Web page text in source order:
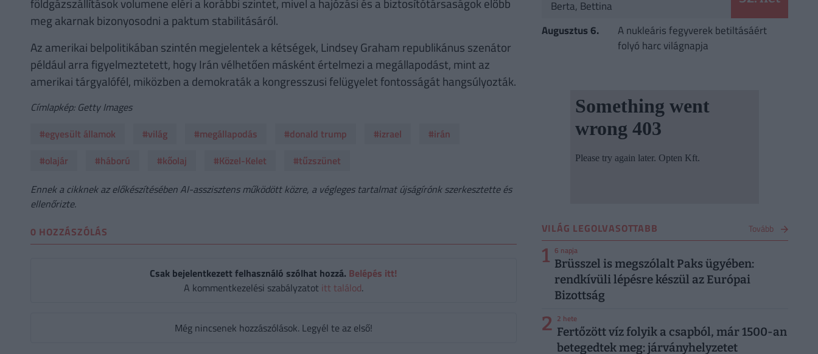
földgázszállítások volumene eléri a korábbi szintet, mivel a hajózási és a biztosítótársaságok előbb
meg akarnak bizonyosodni a paktum stabilitásáról.
Az amerikai belpolitikában szintén megjelentek a kétségek, Lindsey Graham republikánus szenátor
például arra figyelmeztetett, hogy Irán vélhetően másként értelmezi a megállapodást, mint az
amerikai tárgyalófél, miközben a demokraták a kongresszusi felügyelet fontosságát hangsúlyozták.
Címlapkép: Getty Images
#egyesült államok
#világ #megállapodás #donald trump #izrael
#irán
#olajár
#háború #kőolaj #Közel-Kelet
#tűzszünet
Ennek a cikknek az előkészítésében AI-asszisztens működött közre, a végleges tartalmat újságírónk szerkesztette és
ellenőrizte.
0 HOZZÁSZÓLÁS
Csak bejelentkezett felhasználó szólhat hozzá. Belépés itt!
A kommentkezelési szabályzatot itt találod.
Még nincsenek hozzászólások. Legyél te az első!
Berta, Bettina
Augusztus 6.
A nukleáris fegyverek betiltásáért
folyó harc világnapja
VILÁG LEGOLVASOTTABB Tovább
1 6 napja
Brüsszel is megszólalt Paks ügyében:
rendkívüli lépésre készül az Európai
Bizottság
2 2 hete
Fertőzött víz folyik a csapból, már 1500-an
betegedtek meg: járványhelyzetet